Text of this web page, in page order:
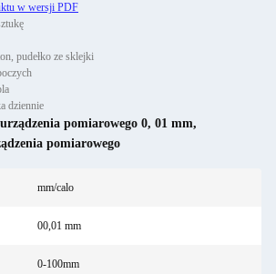
w wersji PDF
pudełko ze sklejki
dziennie
pomiarowego 0, 01 mm,
pomiarowego
mm/calo
00,01 mm
0-100mm